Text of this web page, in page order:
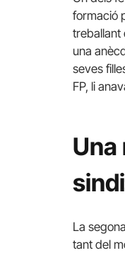
formació
treballant
una
seves
FP, li
Una
La
tant del